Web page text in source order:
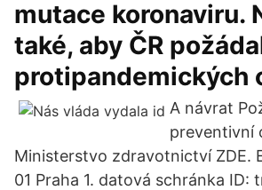
mutace koronaviru.
také, aby ČR
protipandemických
A návrat
preventivní
Ministerstvo zdravotnictví ZDE.
01 Praha 1. datová schránka ID: